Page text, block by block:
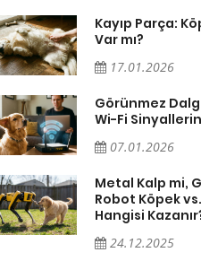
Kayıp Parça:
Var mı?
17.01.2026
Görünmez
Wi-Fi
07.01.2026
Metal Kalp mi,
Robot Köpek
Hangisi
24.12.2025